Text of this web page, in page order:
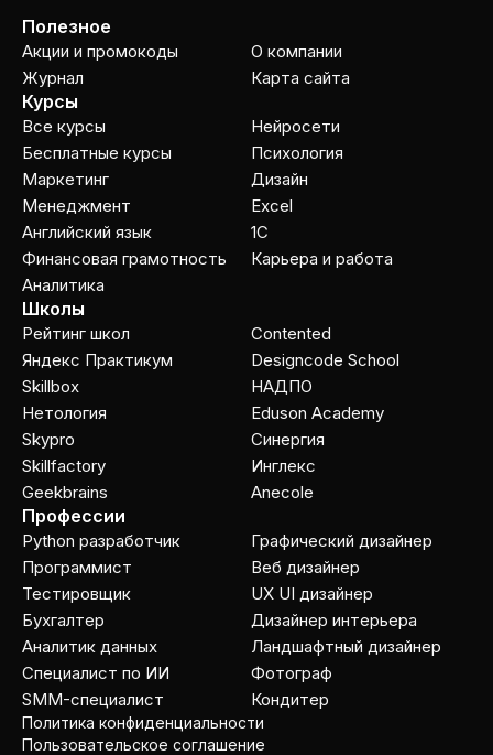
Полезное
Акции и промокоды
Журнал
О компании
Карта сайта
Курсы
Все курсы
Бесплатные курсы
Маркетинг
Менеджмент
Английский язык
Финансовая грамотность
Аналитика
Нейросети
Психология
Дизайн
Excel
1C
Карьера и работа
Школы
Рейтинг школ
Яндекс Практикум
Skillbox
Нетология
Skypro
Skillfactory
Geekbrains
Contented
Designcode School
НАДПО
Eduson Academy
Cинергия
Инглекс
Anecole
Профессии
Python разработчик
Программист
Тестировщик
Бухгалтер
Аналитик данных
Специалист по ИИ
SMM-специалист
Графический дизайнер
Веб дизайнер
UX UI дизайнер
Дизайнер интерьера
Ландшафтный дизайнер
Фотограф
Кондитер
Пользовательское соглашение
Политика конфиденциальности